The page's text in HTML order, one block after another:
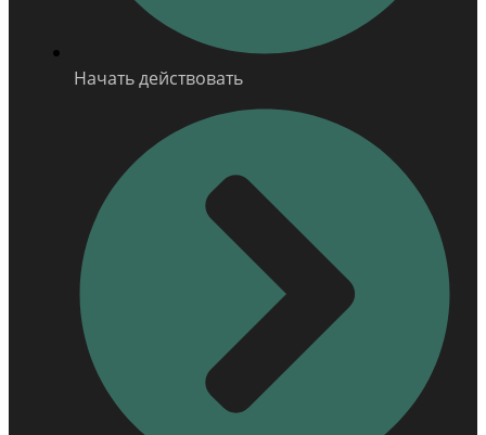
Начать действовать